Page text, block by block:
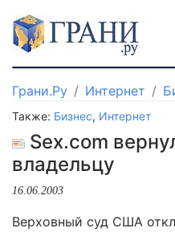
Грани.Ру Интернет
Также: Бизнес, Интернет
Sex.com
владельцу
16.06.2003
Верховный суд США